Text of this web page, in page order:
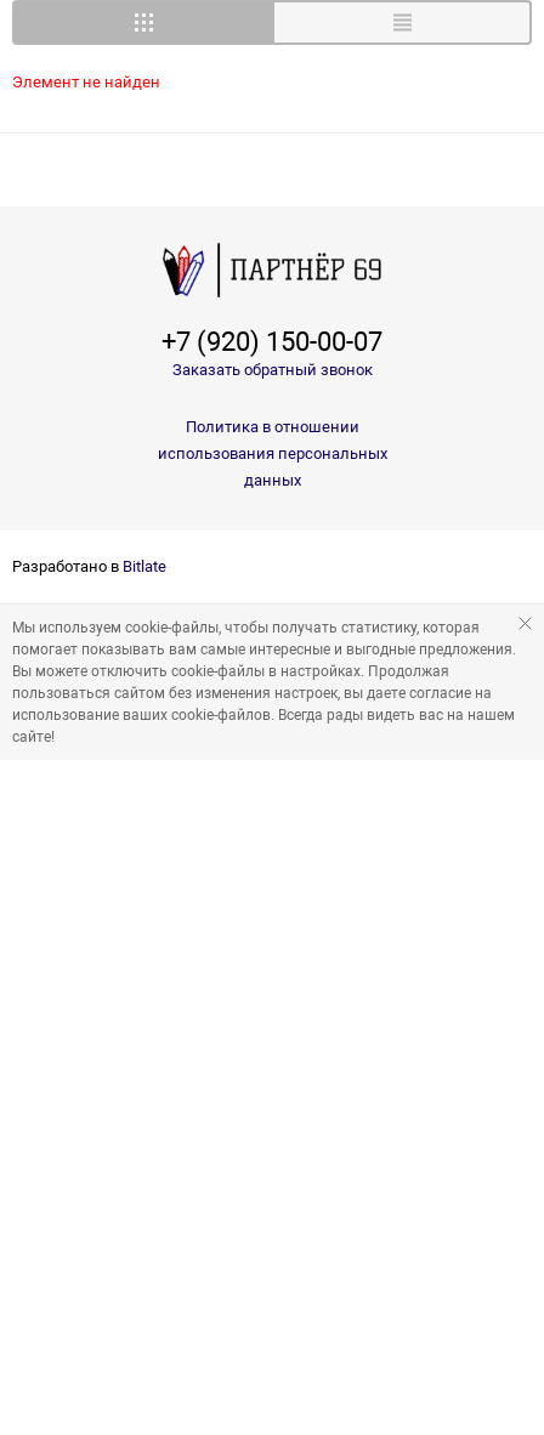
Элемент не найден
+7 (920) 150-00-07
Заказать обратный звонок
Политика в отношении
использования персональных
данных
Разработано в Bitlate
Мы используем cookie-файлы, чтобы получать статистику, которая
помогает показывать вам самые интересные и выгодные предложения.
Вы можете отключить cookie-файлы в настройках. Продолжая
пользоваться сайтом без изменения настроек, вы даете согласие на
использование ваших cookie-файлов. Всегда рады видеть вас на нашем
сайте!